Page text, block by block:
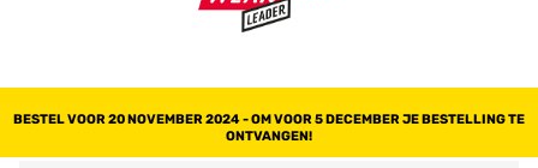
BESTEL VOOR 20 NOVEMBER 2024 - OM VOOR 5 DECEMBER JE BESTELLING TE
ONTVANGEN!